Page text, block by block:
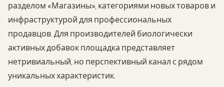
разделом «Магазины», категориями новых товаров и
инфраструктурой для профессиональных
продавцов. Для производителей биологически
активных добавок площадка представляет
нетривиальный, но перспективный канал с рядом
уникальных характеристик.